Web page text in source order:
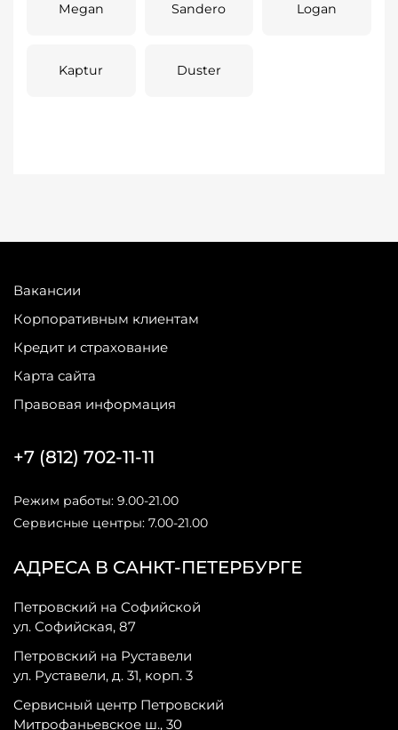
Megan Sandero Logan
Kaptur Duster
Вакансии
Корпоративным клиентам
Кредит и страхование
Карта сайта
Правовая информация
АДРЕСА В САНКТ-ПЕТЕРБУРГЕ
Петровский на Софийской
ул. Софийская, 87
Петровский на Руставели
ул. Руставели, д. 31, корп. 3
Сервисный центр Петровский
Митрофаньевское ш., 30
+7 (812) 702-11-11
Режим работы: 9.00-21.00
Сервисные центры: 7.00-21.00